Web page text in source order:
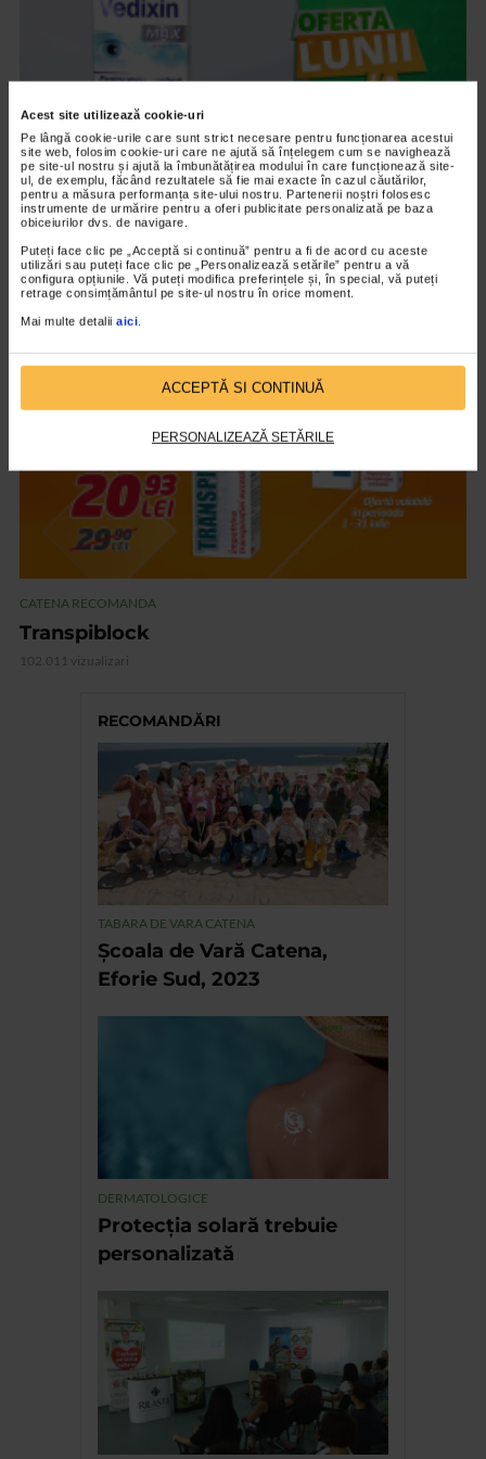
Acest site utilizează cookie-uri
Pe lângă cookie-urile care sunt strict necesare pentru funcționarea acestui
site web, folosim cookie-uri care ne ajută să înțelegem cum se navighează
pe site-ul nostru și ajută la îmbunătățirea modului în care funcționează site-
ul, de exemplu, făcând rezultatele să fie mai exacte în cazul căutărilor,
pentru a măsura performanța site-ului nostru. Partenerii noștri folosesc
instrumente de urmărire pentru a oferi publicitate personalizată pe baza
obiceiurilor dvs. de navigare.
Puteți face clic pe „Acceptă si continuă” pentru a fi de acord cu aceste
utilizări sau puteți face clic pe „Personalizează setările” pentru a vă
configura opțiunile. Vă puteți modifica preferințele și, în special, vă puteți
retrage consimțământul pe site-ul nostru în orice moment.
Mai multe detalii aici
ACCEPTĂ SI CONTINUĂ
PERSONALIZEAZĂ SETĂRILE
CATENA RECOMANDA
Vedixin Max
101.796 vizualizari
VIDEO
CATENA RECOMANDA
Transpiblock
102.011 vizualizari
RECOMANDĂRI
TABARA DE VARA CATENA
Școala de Vară Catena,
Eforie Sud, 2023
DERMATOLOGICE
Protecția solară trebuie
personalizată